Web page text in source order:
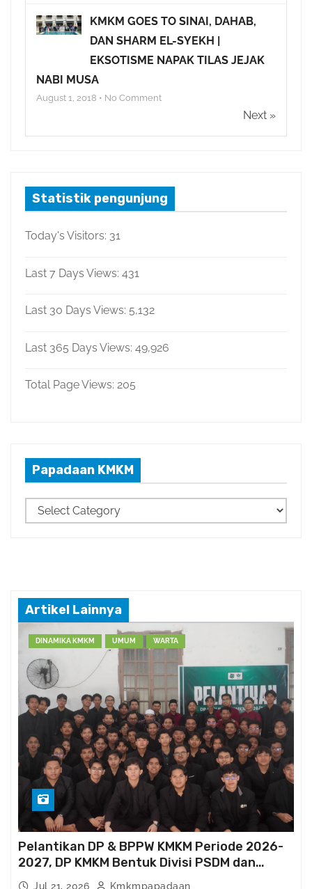
KMKM GOES TO SINAI, DAHAB,
DAN SHARM EL-SYEKH |
EKSOTISME NAPAK TILAS JEJAK
NABI MUSA
August 1, 2018 • No Comment
Next »
Statistik pengunjung
Today's Visitors: 31
Last 7 Days Views: 431
Last 30 Days Views: 5,132
Last 365 Days Views: 49,926
Total Page Views: 205
Papadaan KMKM
a
a
a
K
M
K
Artikel Lainnya
DINAMIKA KMKM UMUM WARTA
Pelantikan DP & BPPW KMKM Periode 2026-
2027, DP KMKM Bentuk Divisi PSDM dan
Kema’had-an
Jul 21, 2026 Kmkmpapadaan